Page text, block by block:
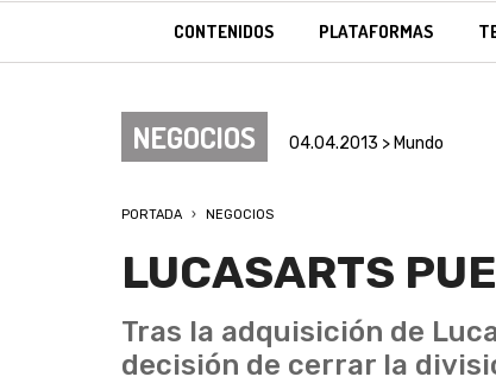
CONTENIDOS PLATAFORMAS
NEGOCIOS 04.04.2013 > Mundo
PORTADA NEGOCIOS
LUCASARTS
Tras la adquisición de
decisión de cerrar la